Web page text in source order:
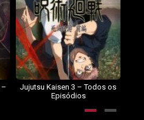
–
Jujutsu Kaisen 3 – Todos os
Episódios